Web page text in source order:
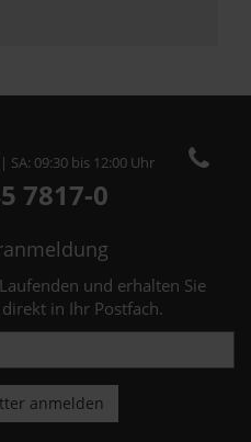
09:30 bis 12:00 Uhr
7817-0
und erhalten Sie
in Ihr Postfach.